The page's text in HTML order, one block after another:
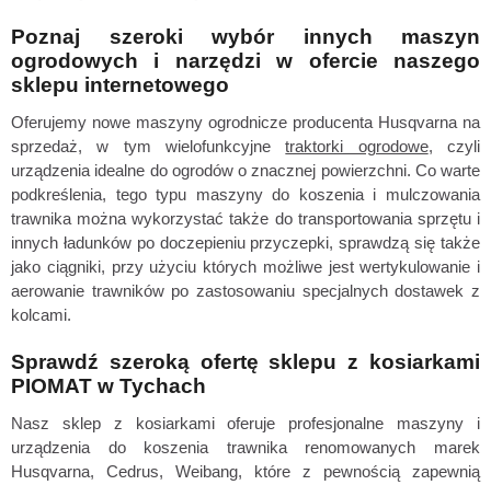
Poznaj szeroki wybór innych maszyn
ogrodowych i narzędzi w ofercie naszego
sklepu internetowego
Oferujemy nowe maszyny ogrodnicze producenta Husqvarna na
sprzedaż, w tym wielofunkcyjnetraktorki ogrodowe, czyli
urządzenia idealne do ogrodów o znacznej powierzchni. Co warte
podkreślenia, tego typu maszyny do koszenia i mulczowania
trawnika można wykorzystać także do transportowania sprzętu i
innych ładunków po doczepieniu przyczepki, sprawdzą się także
jako ciągniki, przy użyciu których możliwe jest wertykulowanie i
aerowanie trawników po zastosowaniu specjalnych dostawek z
kolcami.
Sprawdź szeroką ofertę sklepu z kosiarkami
PIOMAT w Tychach
Nasz sklep z kosiarkami oferuje profesjonalne maszyny i
urządzenia do koszenia trawnika renomowanych marek
Husqvarna, Cedrus, Weibang, które z pewnością zapewnią